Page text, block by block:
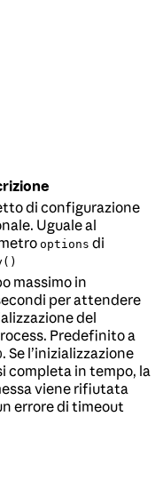
di configurazione
Uguale al
options di
massimo in
per attendere
del
Predefinito a
. Se l’inizializzazione
completa in tempo, la
viene rifiutata
errore di timeout